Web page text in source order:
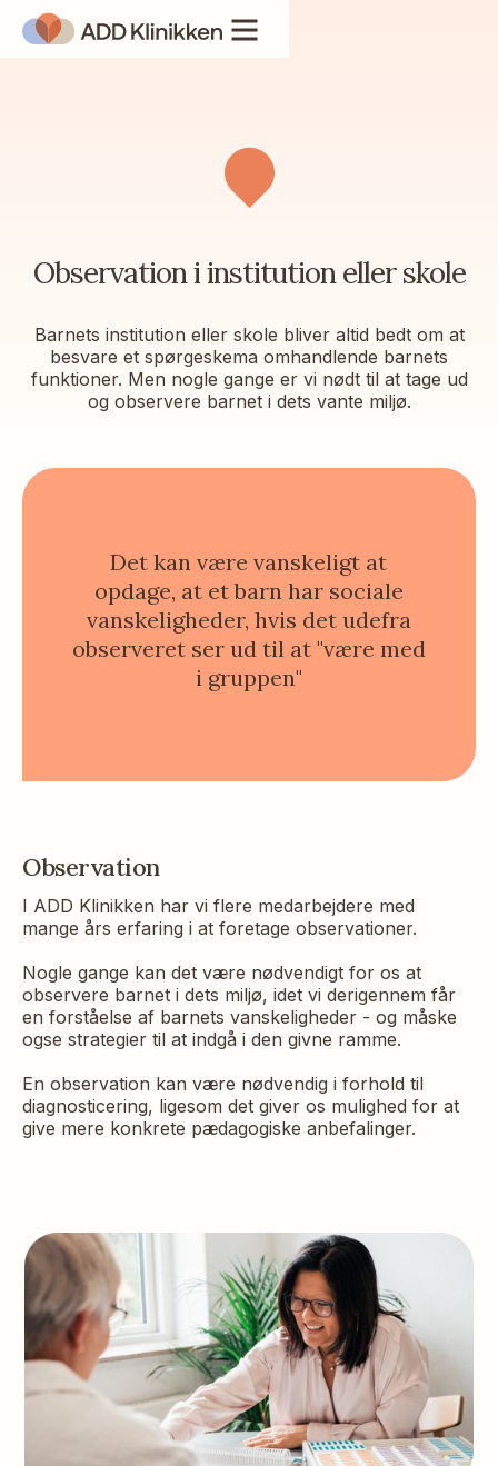
Observation i institution eller skole
Barnets institution eller skole bliver altid bedt om at
besvare et spørgeskema omhandlende barnets
funktioner. Men nogle gange er vi nødt til at tage ud
og observere barnet i dets vante miljø.
Det kan være vanskeligt at
opdage, at et barn har sociale
vanskeligheder, hvis det udefra
observeret ser ud til at "være med
i gruppen"
Observation
I ADD Klinikken har vi flere medarbejdere med
mange års erfaring i at foretage observationer.
Nogle gange kan det være nødvendigt for os at
observere barnet i dets miljø, idet vi derigennem får
en forståelse af barnets vanskeligheder - og måske
ogse strategier til at indgå i den givne ramme.
En observation kan være nødvendig i forhold til
diagnosticering, ligesom det giver os mulighed for at
give mere konkrete pædagogiske anbefalinger.